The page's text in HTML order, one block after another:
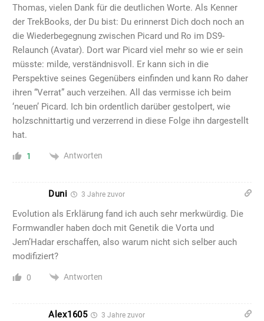
Thomas, vielen Dank für die deutlichen Worte. Als Kenner
der TrekBooks, der Du bist: Du erinnerst Dich doch noch an
die Wiederbegegnung zwischen Picard und Ro im DS9-
Relaunch (Avatar). Dort war Picard viel mehr so wie er sein
müsste: milde, verständnisvoll. Er kann sich in die
Perspektive seines Gegenübers einfinden und kann Ro daher
ihren “Verrat” auch verzeihen. All das vermisse ich beim
‘neuen’ Picard. Ich bin ordentlich darüber gestolpert, wie
holzschnittartig und verzerrend in diese Folge ihn dargestellt
hat.
1 Antworten
Duni 3 Jahre zuvor
Evolution als Erklärung fand ich auch sehr merkwürdig. Die
Formwandler haben doch mit Genetik die Vorta und
Jem’Hadar erschaffen, also warum nicht sich selber auch
modifiziert?
0 Antworten
Alex1605 3 Jahre zuvor